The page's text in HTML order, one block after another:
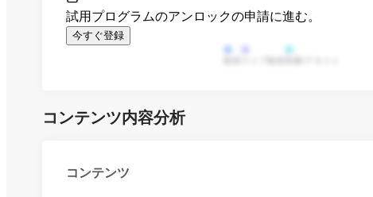
試用プログラムのアンロックの申請に進む。
今すぐ登録
コンテンツ内容分析
コンテンツ